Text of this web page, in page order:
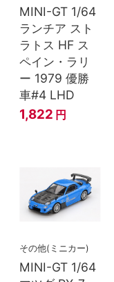
MINI-GT 1/64
ランチア スト
ラトス HF ス
ペイン・ラリ
ー 1979 優勝
車#4 LHD
1,822 円
その他(ミニカー)
MINI-GT 1/64